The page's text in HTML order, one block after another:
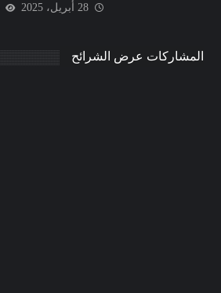
28 أبريل، 2025
المشاركات عرض الشرائح